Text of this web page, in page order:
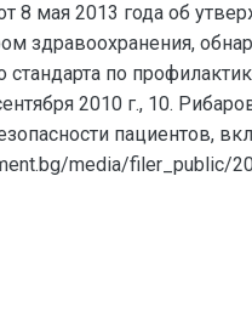
8 мая 2013 года об
по
2010 г., 10.
пациентов,
media/filer_public/